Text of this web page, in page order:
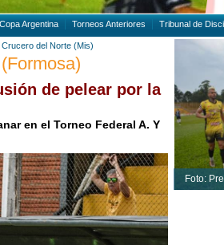
Copa Argentina Torneos Anteriores Tribunal de
Crucero del Norte (Mis)
de pelear por la
en el Torneo Federal A. Y
Foto: